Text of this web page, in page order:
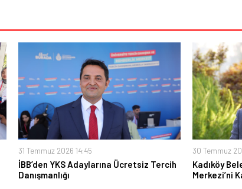
31 Temmuz 2026 14:45
İBB’den YKS Adaylarına Ücretsiz Tercih
Danışmanlığı
30 Temmuz
Kadıköy
Merkezi’ni